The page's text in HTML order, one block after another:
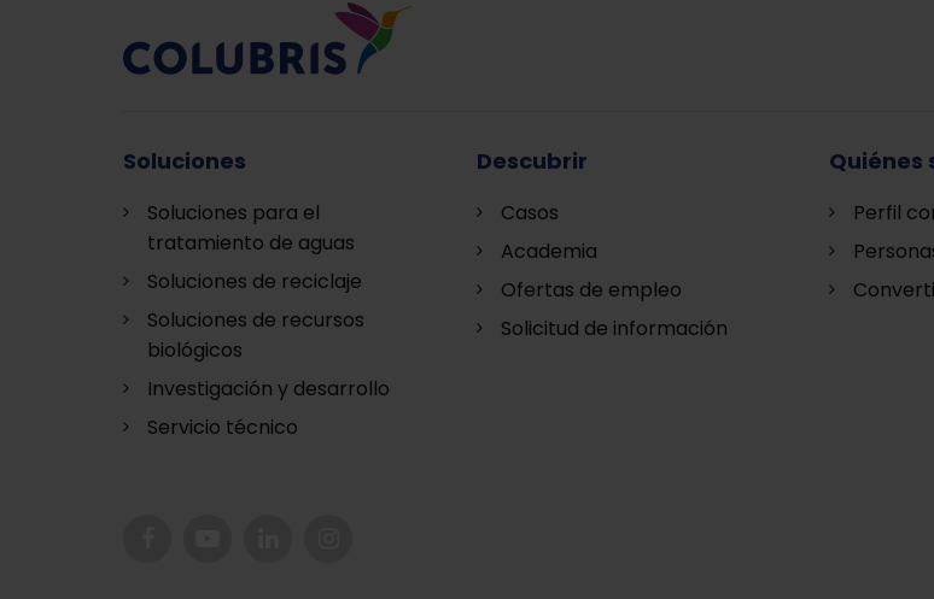
Soluciones
Soluciones para el
tratamiento de aguas
Soluciones de reciclaje
Soluciones de recursos
biológicos
Investigación y desarrollo
Servicio técnico
Descubrir
Casos
Academia
Ofertas de empleo
Solicitud de información
Quiénes
Perfil